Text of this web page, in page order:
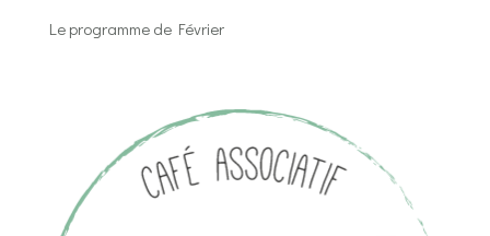
Le programme de Février